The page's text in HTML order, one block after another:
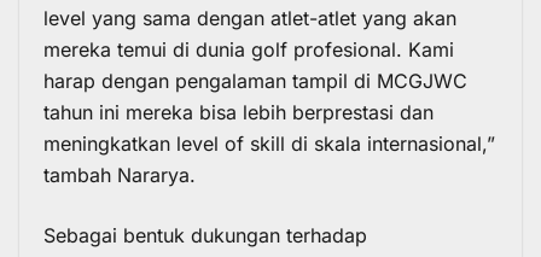
level yang sama dengan atlet-atlet yang akan
mereka temui di dunia golf profesional. Kami
harap dengan pengalaman tampil di MCGJWC
tahun ini mereka bisa lebih berprestasi dan
meningkatkan level of skill di skala internasional,”
tambah Nararya.
Sebagai bentuk dukungan terhadap